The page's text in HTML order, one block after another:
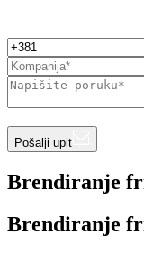
Pošalji upit
Brendiranje
Brendiranje